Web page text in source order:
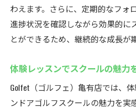
わえます。さらに、定期的なフォ
進捗状況を確認しながら効果的に
とができるため、継続的な成長が
体験レッスンでスクールの魅力
Golfet（ゴルフェ）亀有店では、
ンドアゴルフスクールの魅力を実